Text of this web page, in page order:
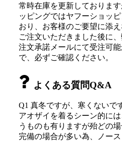
常時在庫を更新しておりま
ッピングではヤフーショッ
おり、お客様のご要望に添
ご注文いただきました後に
注文承諾メールにて受注可
で、必ずご確認ください。
よくある質問Q&A
Q1 真冬ですが、寒くないで
アオザイを着るシーン的に
うものも有りますが殆どの
完備の場合が多い為、ノー